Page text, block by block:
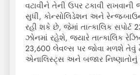
વટાવીને તેની ઉપર ટકાવી
સુધી, કોન્સોલિડેશન અને રેન્જ-
રહી શકે છે, જેમાં તાત્કાલિક સપોર્ટ
ઝોનમાં રહેશે, જ્યારે તાત્કાલિક
23,600 લેવલ્સ પર જોવા મળશે તેવું
એનાલિસ્ટ્સ અને બજાર નિષ્ણાતોનું